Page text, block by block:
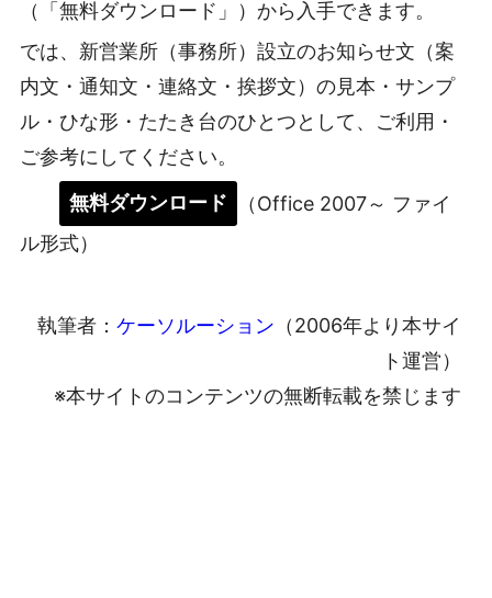
（「無料ダウンロード」）から入手できます。
では、新営業所（事務所）設立のお知らせ文（案
内文・通知文・連絡文・挨拶文）の見本・サンプ
ル・ひな形・たたき台のひとつとして、ご利用・
ご参考にしてください。
無料ダウンロード
（Office 2007～ ファイ
ル形式）
執筆者： ケーソルーション （2006年より本サイ
ト運営）
※本サイトのコンテンツの無断転載を禁じます